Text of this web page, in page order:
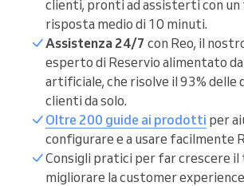
clienti, pronti ad assisterti con un
risposta medio di 10 minuti.
Assistenza 24/7 con Reo, il
esperto di Reservio alimentato
artificiale, che risolve il 93% delle
clienti da solo.
Oltre 200 guide ai prodotti per
configurare e a usare facilmente
Consigli pratici per far crescere il
migliorare la customer